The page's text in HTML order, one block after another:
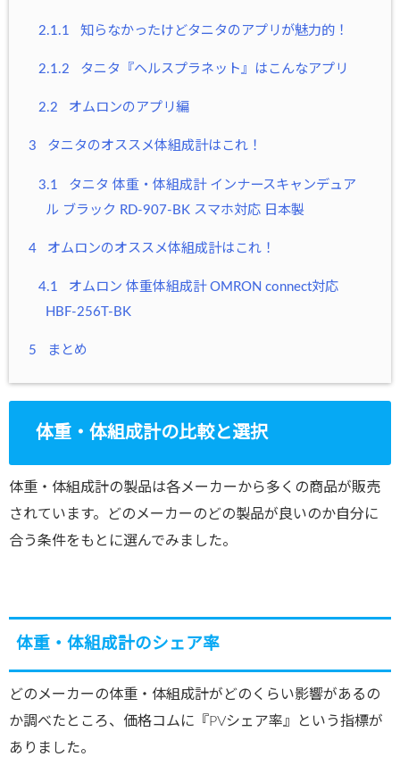
2.1.1 知らなかったけどタニタのアプリが魅力的！
2.1.2 タニタ『ヘルスプラネット』はこんなアプリ
2.2 オムロンのアプリ編
3 タニタのオススメ体組成計はこれ！
3.1
タニタ 体重・体組成計 インナースキャンデュア
ル ブラック RD-907‐BK スマホ対応 日本製
4 オムロンのオススメ体組成計はこれ！
4.1
オムロン 体重体組成計 OMRON connect対応
HBF-256T-BK
5 まとめ
体重・体組成計の比較と選択
体重・体組成計の製品は各メーカーから多くの商品が販売
されています。どのメーカーのどの製品が良いのか自分に
合う条件をもとに選んでみました。
体重・体組成計のシェア率
どのメーカーの体重・体組成計がどのくらい影響があるの
か調べたところ、価格コムに『PVシェア率』という指標が
ありました。